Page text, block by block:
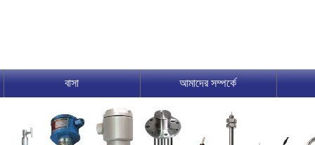
বাসা আমাদের সম্পর্কে